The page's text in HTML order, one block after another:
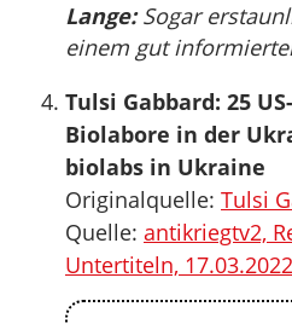
Lange:Sogar
einem gut
Tulsi Gabbard: 25
Biolabore in der
biolabs in Ukraine
Originalquelle: Tulsi
Quelle: antikriegtv2,
Untertiteln, 17.03.2022